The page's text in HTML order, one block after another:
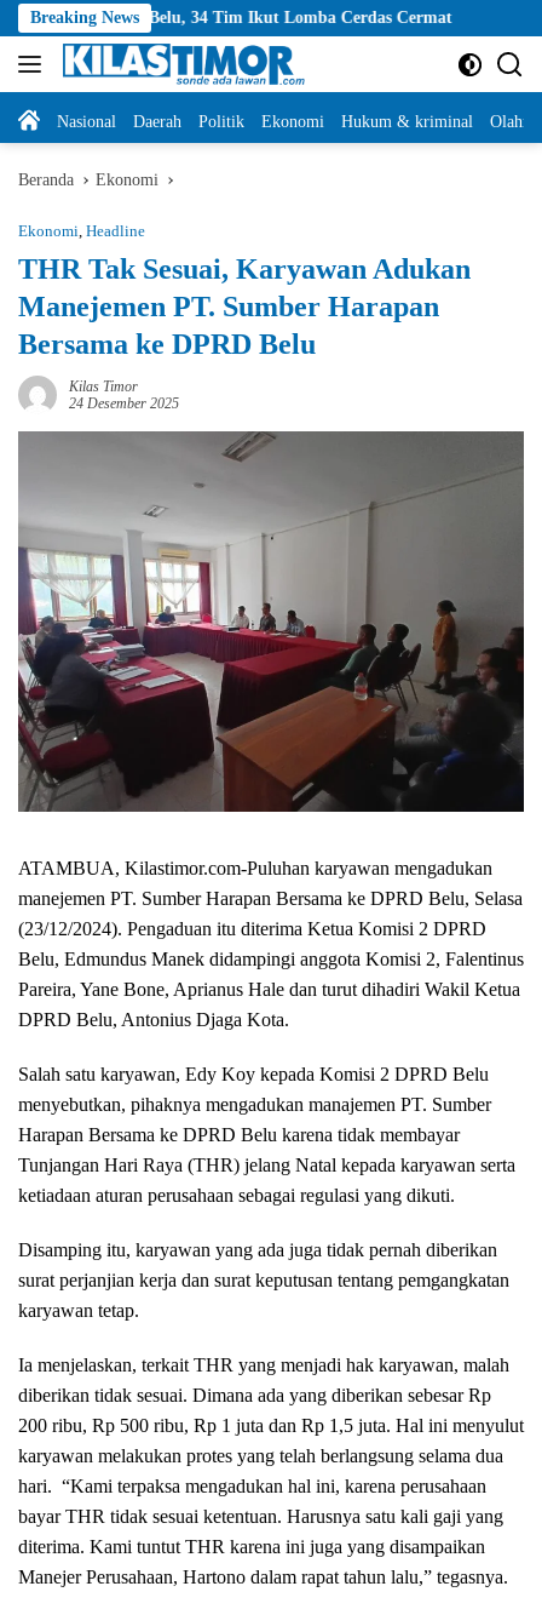
Langsung
ke
konten
Breaking News
Belu, 34 Tim Ikut Lomba Cerdas Cermat Program MBG
HomeNasional Daerah Politik Ekonomi Hukum & kriminal
Beranda Ekonomi
Ekonomi, Headline
THR Tak Sesuai, Karyawan Adukan
Manejemen PT. Sumber Harapan
Bersama ke DPRD Belu
Kilas Timor
24 Desember 2025
ATAMBUA, Kilastimor.com-Puluhan karyawan mengadukan
manejemen PT. Sumber Harapan Bersama ke DPRD Belu, Selasa
(23/12/2024). Pengaduan itu diterima Ketua Komisi 2 DPRD
Belu, Edmundus Manek didampingi anggota Komisi 2, Falentinus
Pareira, Yane Bone, Aprianus Hale dan turut dihadiri Wakil Ketua
DPRD Belu, Antonius Djaga Kota.
Salah satu karyawan, Edy Koy kepada Komisi 2 DPRD Belu
menyebutkan, pihaknya mengadukan manajemen PT. Sumber
Harapan Bersama ke DPRD Belu karena tidak membayar
Tunjangan Hari Raya (THR) jelang Natal kepada karyawan serta
ketiadaan aturan perusahaan sebagai regulasi yang dikuti.
Disamping itu, karyawan yang ada juga tidak pernah diberikan
surat perjanjian kerja dan surat keputusan tentang pemgangkatan
karyawan tetap.
Ia menjelaskan, terkait THR yang menjadi hak karyawan, malah
diberikan tidak sesuai. Dimana ada yang diberikan sebesar Rp
200 ribu, Rp 500 ribu, Rp 1 juta dan Rp 1,5 juta. Hal ini menyulut
karyawan melakukan protes yang telah berlangsung selama dua
hari. “Kami terpaksa mengadukan hal ini, karena perusahaan
bayar THR tidak sesuai ketentuan. Harusnya satu kali gaji yang
diterima. Kami tuntut THR karena ini juga yang disampaikan
Manejer Perusahaan, Hartono dalam rapat tahun lalu,” tegasnya.